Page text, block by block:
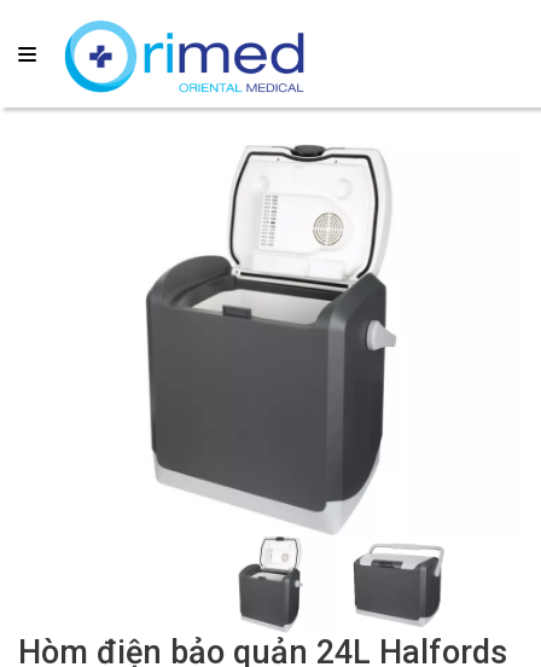
Hòm điện bảo quản 24L Halfords